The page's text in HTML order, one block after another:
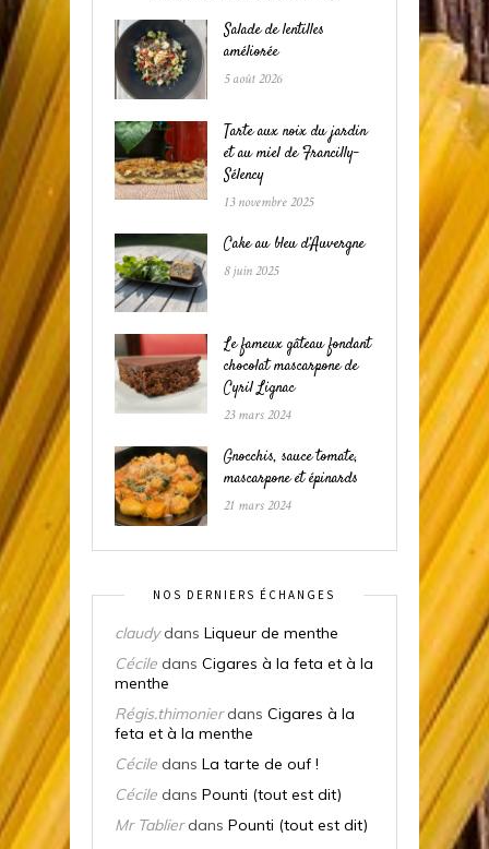
Salade de lentilles
améliorée
5 août 2026
Tarte aux noix du jardin
et au miel de Francilly-
Sélency
13 novembre 2025
Cake au bleu d’Auvergne
8 juin 2025
Le fameux gâteau fondant
chocolat mascarpone de
Cyril Lignac
23 mars 2024
Gnocchis, sauce tomate,
mascarpone et épinards
21 mars 2024
NOS DERNIERS ÉCHANGES
claudydans Liqueur de menthe
Cécile dans Cigares à la feta et à la
menthe
Régis.thimonierdans Cigares à la
feta et à la menthe
Cécile dans La tarte de ouf !
Cécile dans Pounti (tout est dit)
Mr Tablierdans Pounti (tout est dit)